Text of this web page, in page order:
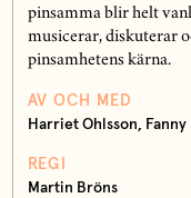
pinsamma blir helt
musicerar, diskuterar
pinsamhetens kärna.
AV OCH MED
Harriet Ohlsson,
REGI
Martin Bröns